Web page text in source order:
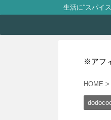
生活に“スパイ
※アフ
HOME >